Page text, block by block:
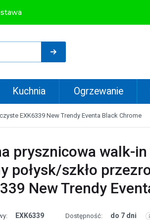
Kuchnia Ogrzewanie
EXK6339 New Trendy Eventa Black Chrome
prysznicowa walk-
połysk/szkło
New Trendy
EXK6339 Dostępność: do 7 dni